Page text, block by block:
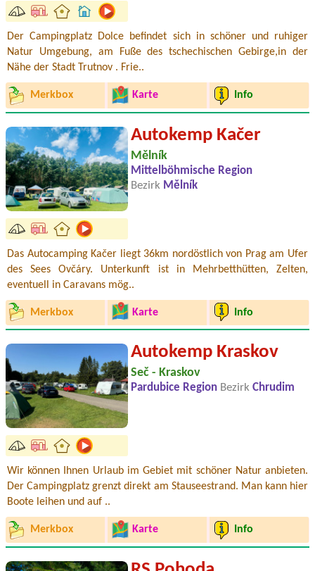
Der Campingplatz Dolce befindet sich in schöner und ruhiger
Natur Umgebung, am Fuße des tschechischen Gebirge,in der
Nähe der Stadt Trutnov . Frie..
Merkbox Karte Info
Autokemp Kačer
Mělník
Mittelböhmische Region
Bezirk Mělník
Das Autocamping Kačer liegt 36km nordöstlich von Prag am Ufer
des Sees Ovčáry. Unterkunft ist in Mehrbetthütten, Zelten,
eventuell in Caravans mög..
Merkbox Karte Info
Autokemp Kraskov
Seč - Kraskov
Pardubice Region Bezirk Chrudim
Wir können Ihnen Urlaub im Gebiet mit schöner Natur anbieten.
Der Campingplatz grenzt direkt am Stauseestrand. Man kann hier
Boote leihen und auf ..
Merkbox Karte Info